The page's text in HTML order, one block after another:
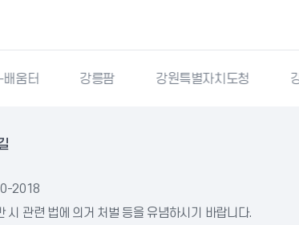
강원특별자치도청 강릉미래인재육성재단
2018
관련 법에 의거 처벌 등을 유념하시기 바랍니다.